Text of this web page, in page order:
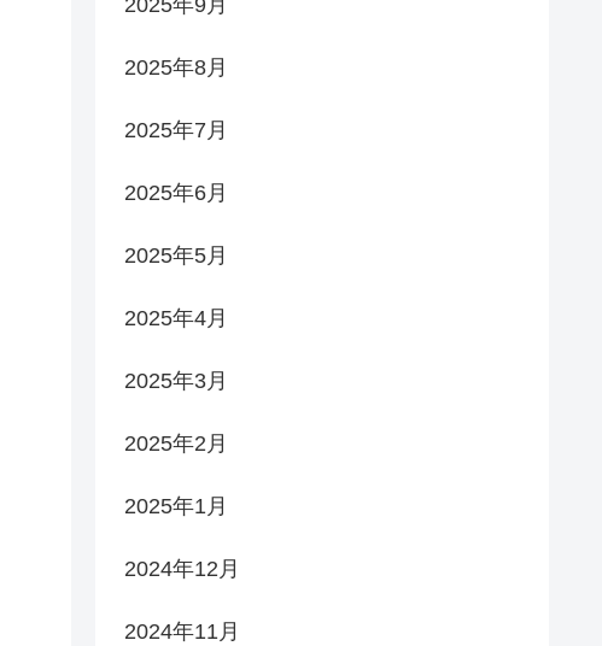
2025年9月
2025年8月
2025年7月
2025年6月
2025年5月
2025年4月
2025年3月
2025年2月
2025年1月
2024年12月
2024年11月